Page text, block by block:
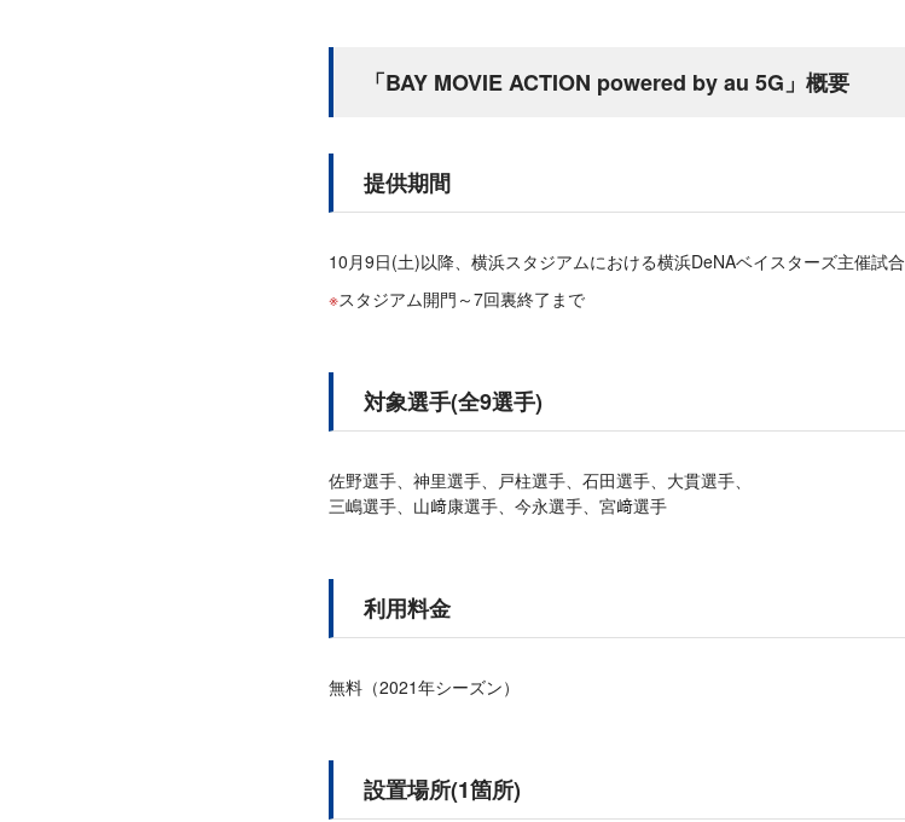
「BAY MOVIE ACTION powered by au 5G」概要
提供期間
10月9日(土)以降、横浜スタジアムにおける横浜DeNAベイスターズ主催試合
スタジアム開門～7回裏終了まで
対象選手(全9選手)
佐野選手、神里選手、戸柱選手、石田選手、大貫選手、
三嶋選手、山﨑康選手、今永選手、宮﨑選手
利用料金
無料（2021年シーズン）
設置場所(1箇所)